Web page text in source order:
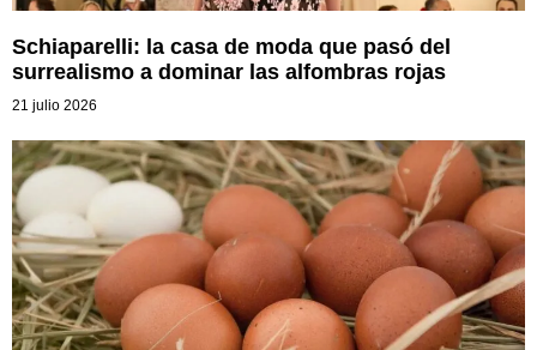
Schiaparelli: la casa de moda que pasó del
surrealismo a dominar las alfombras rojas
21 julio 2026